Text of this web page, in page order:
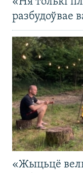
разбудоўвае
«Жыцьцё